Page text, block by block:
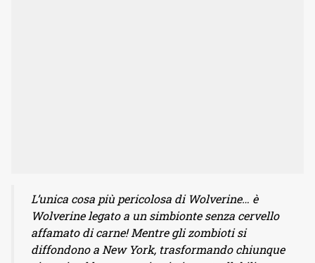
L’unica cosa più pericolosa di Wolverine… è
Wolverine legato a un simbionte senza cervello
affamato di carne! Mentre gli zombioti si
diffondono a New York, trasformando chiunque